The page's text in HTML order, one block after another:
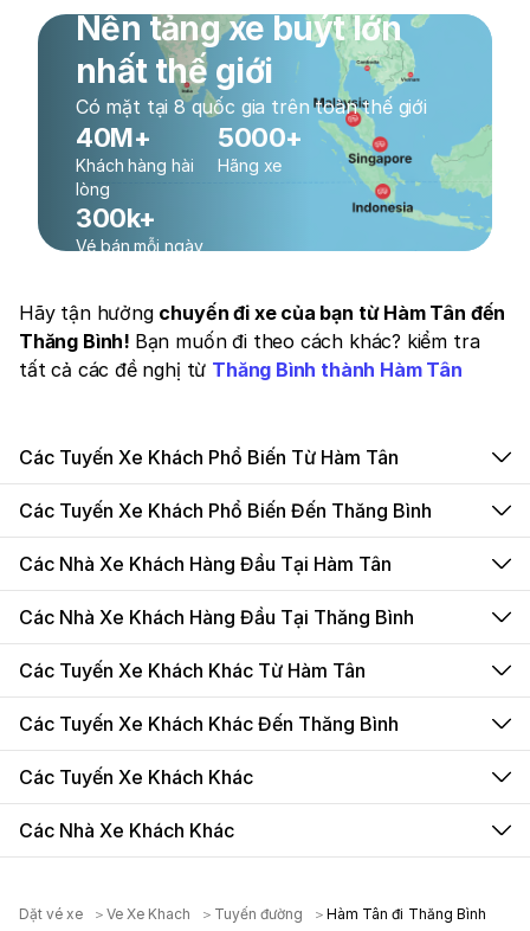
Nền tảng xe buýt lớn
nhất thế giới
Có mặt tại 8 quốc gia trên toàn thế giới
40M+
Khách hàng hài
lòng
5000+
Hãng xe
300k+
Vé bán mỗi ngày
Hãy tận hưởng chuyến đi xe của bạn từ Hàm Tân đến
Thăng Bình! Bạn muốn đi theo cách khác? kiểm tra
tất cả các đề nghị từ Thăng Bình thành Hàm Tân
Các Tuyến Xe Khách Phổ Biến Từ Hàm Tân
Các Tuyến Xe Khách Phổ Biến Đến Thăng Bình
Các Nhà Xe Khách Hàng Đầu Tại Hàm Tân
Các Nhà Xe Khách Hàng Đầu Tại Thăng Bình
Các Tuyến Xe Khách Khác Từ Hàm Tân
Các Tuyến Xe Khách Khác Đến Thăng Bình
Các Tuyến Xe Khách Khác
Các Nhà Xe Khách Khác
Dặt vé xe Ve Xe Khach Tuyến đường Hàm Tân đi Thăng Bình